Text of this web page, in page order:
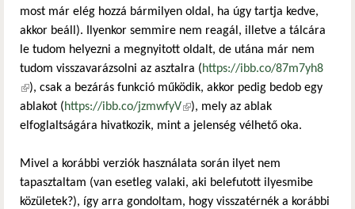
most már elég hozzá bármilyen oldal, ha úgy tartja kedve,
akkor beáll). Ilyenkor semmire nem reagál, illetve a tálcára
le tudom helyezni a megnyitott oldalt, de utána már nem
tudom visszavarázsolni az asztalra (https://ibb.co/87m7yh8
(külső hivatkozás)
), csak a bezárás funkció működik, akkor pedig bedob egy
ablakot (https://ibb.co/jzmwfyV(külső hivatkozás)
), mely az ablak
elfoglaltságára hivatkozik, mint a jelenség vélhető oka.
Mivel a korábbi verziók használata során ilyet nem
tapasztaltam (van esetleg valaki, aki belefutott ilyesmibe
közületek?), így arra gondoltam, hogy visszatérnék a korábbi